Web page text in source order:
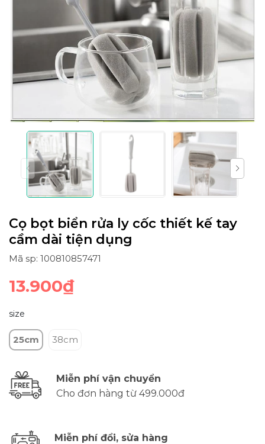
Cọ bọt biển rửa ly cốc thiết kế tay
cầm dài tiện dụng
Mã sp: 100810857471
13.900₫
size
25cm 38cm
Miễn phí vận chuyển
Cho đơn hàng từ 499.000đ
Miễn phí đổi, sửa hàng